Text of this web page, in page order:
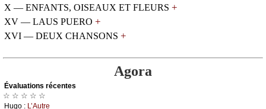
X — ENFANTS, OISEAUX ET FLEURS +
XV — LAUS PUERO +
XVI — DEUX CHANSONS +
Agora
Évаluations récеntes
☆ ☆ ☆ ☆ ☆
Hugо : L’Αutrе